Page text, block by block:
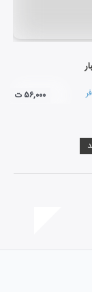
۵۶,۰۰۰ ت